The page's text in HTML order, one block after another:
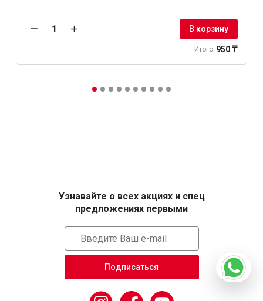
В корзину
Итого 950 ₸
Узнавайте о всех акциях и спец
предложениях первыми
Подписаться